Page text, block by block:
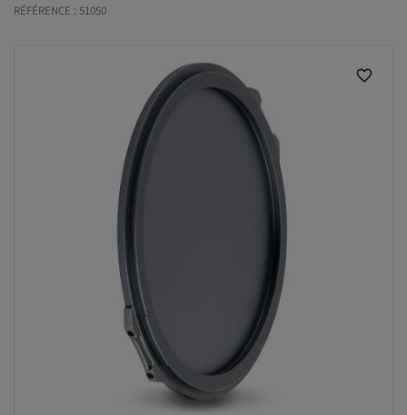
RÉFÉRENCE : 51050
favorite_border